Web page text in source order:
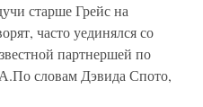
старше Грейс на
часто уединялся со
партнершей по
словам Дэвида Спото,